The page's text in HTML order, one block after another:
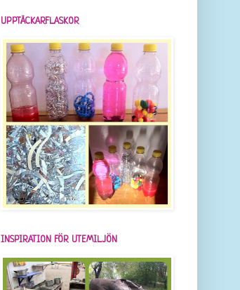
UPPTÄCKARFLASKOR
INSPIRATION FÖR UTEMILJÖN